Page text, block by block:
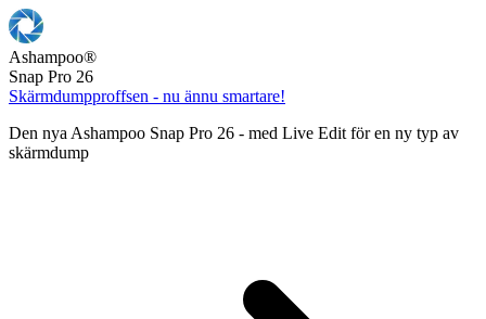
Ashampoo®
Snap Pro 26
Skärmdumpproffsen - nu ännu smartare!
Den nya Ashampoo Snap Pro 26 - med Live Edit för en ny typ av
skärmdump